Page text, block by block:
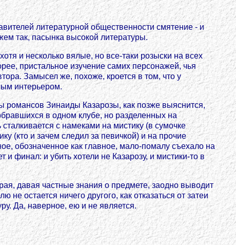
литературной общественности смятение - и
так, пасынка высокой литературы.
и несколько вялые, но все-таки розыски на всех
пристальное изучение самих персонажей, чья
Замысел же, похоже, кроется в том, что у
интерьером.
романсов Зинаиды Казарозы, как позже выяснится,
в одном клубе, но разделенных на
с намеками на мистику (в сумочке
(кто и зачем следил за певичкой) и на прочие
обозначенное как главное, мало-помалу съехало на
финал: и убить хотели не Казарозу, и мистики-то в
давая частные знания о предмете, заодно выводит
остается ничего другого, как отказаться от затеи
Да, наверное, ею и не является.